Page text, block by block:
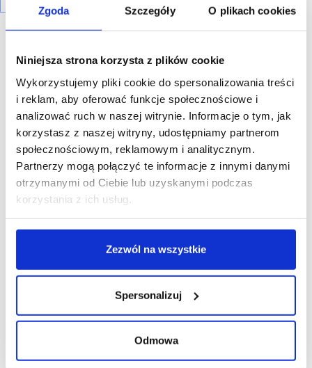
Zgoda Szczegóły O plikach cookies
Niniejsza strona korzysta z plików cookie
Wykorzystujemy pliki cookie do spersonalizowania treści
i reklam, aby oferować funkcje społecznościowe i
analizować ruch w naszej witrynie. Informacje o tym, jak
korzystasz z naszej witryny, udostępniamy partnerom
społecznościowym, reklamowym i analitycznym.
Partnerzy mogą połączyć te informacje z innymi danymi
otrzymanymi od Ciebie lub uzyskanymi podczas
korzystania z ich usług.
Zezwól na wszystkie
Spersonalizuj
Odmowa
R E K L A M A